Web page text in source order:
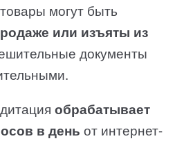
могут быть
или изъяты из
документы
обрабатывает
в день от интернет-